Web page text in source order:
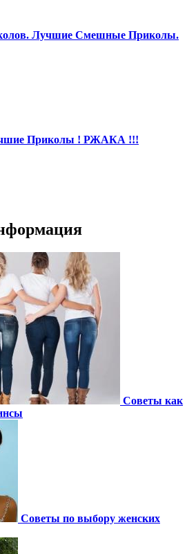
Лучшие Смешные Приколы.
Приколы ! РЖАКА !!!
Советы как
Советы по выбору женских